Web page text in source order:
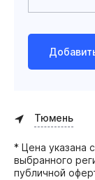
Тюмень
* Цена указана
выбранного
публичной